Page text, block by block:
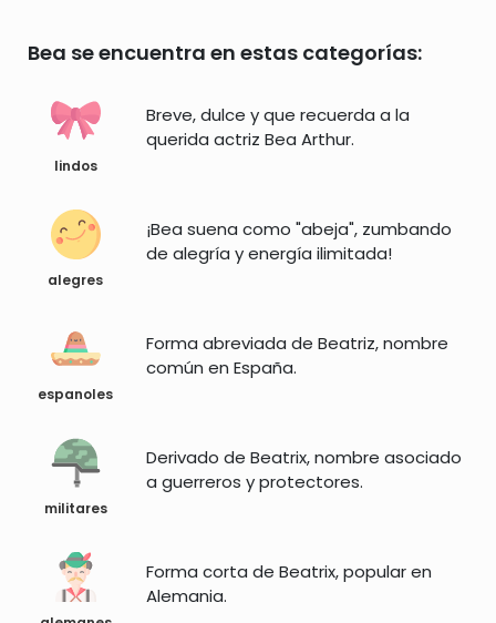
Bea se encuentra en estas categorías:
lindos
Breve, dulce y que recuerda a la
querida actriz Bea Arthur.
alegres
¡Bea suena como "abeja", zumbando
de alegría y energía ilimitada!
espanoles
Forma abreviada de Beatriz, nombre
común en España.
militares
Derivado de Beatrix, nombre asociado
a guerreros y protectores.
Forma corta de Beatrix, popular en
Alemania.